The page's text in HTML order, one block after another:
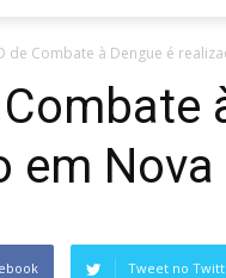
de Combate à Dengue é
em
Tweet no